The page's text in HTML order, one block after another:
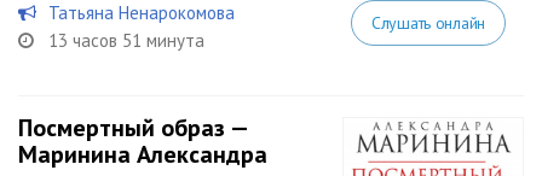
Татьяна Ненарокомова
13 часов 51 минута
Слушать онлайн
Посмертный образ —
Маринина Александра